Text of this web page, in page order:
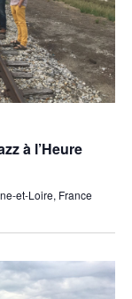
à l’Heure
et-Loire, France